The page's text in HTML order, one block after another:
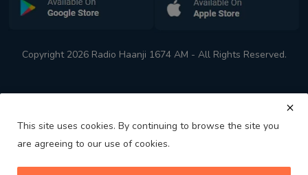
Copyright 2026 Radio Haanji 1674 AM - All Rights Reserved.
This site uses cookies. By continuing to browse the site you
are agreeing to our use of cookies.
Australia's No. 1 Indian Radio Station